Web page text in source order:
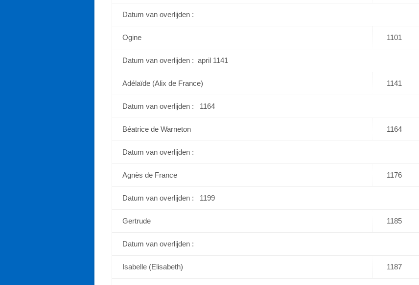
Datum van overlijden :
Ogine 1101
Datum van overlijden : april 1141
Adélaïde (Alix de France) 1141
Datum van overlijden : 1164
Béatrice de Warneton 1164
Datum van overlijden :
Agnès de France 1176
Datum van overlijden : 1199
Gertrude 1185
Datum van overlijden :
Isabelle (Elisabeth) 1187